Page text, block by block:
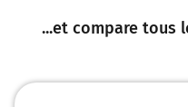
...et compare tous